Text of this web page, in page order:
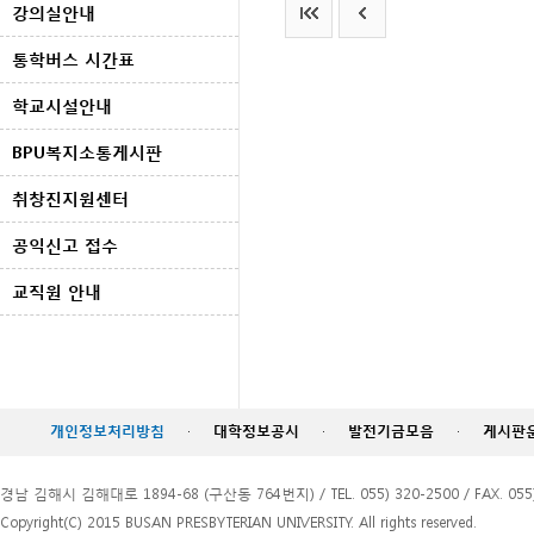
강의실안내
통학버스 시간표
학교시설안내
BPU복지소통게시판
취창진지원센터
공익신고 접수
교직원 안내
개인정보처리방침 · 대학정보공시 · 발전기금모음 · 게시판
경남 김해시 김해대로 1894-68 (구산동 764번지) / TEL. 055) 320-2500 / FAX.
Copyright(C) 2015 BUSAN PRESBYTERIAN UNIVERSITY. All rights reserved.